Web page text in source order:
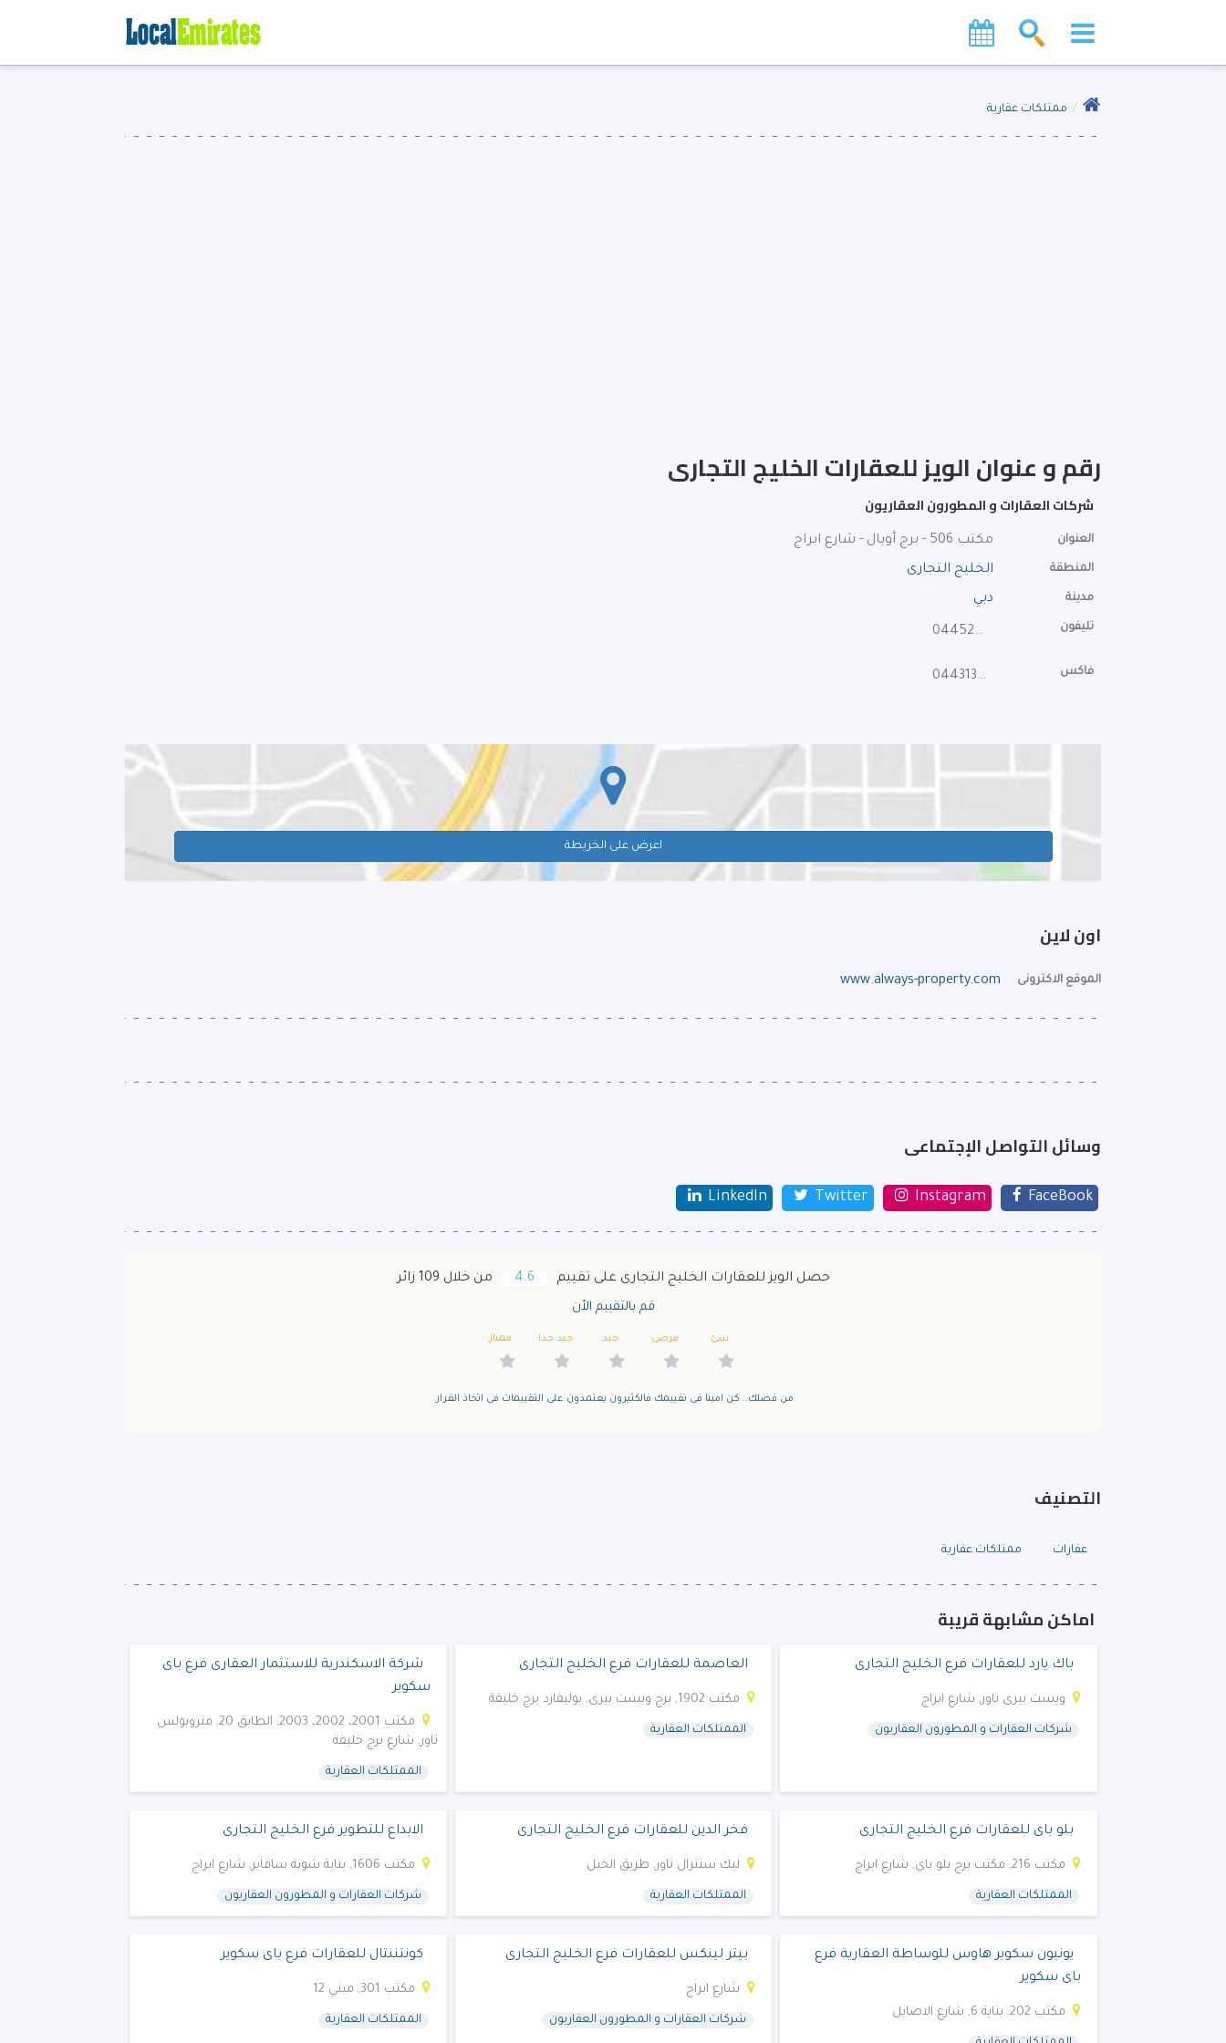
ممتلكات عقارية
رقم و عنوان الويز للعقارات الخليج التجارى
شركات العقارات و المطورون العقاريون
العنوان مكتب 506 - برج أوبال - شارع ابراج
المنطقة الخليج التجارى
مدينة دبي
تليفون 044522267
فاكس 044313719
اعرض على الخريطة
اون لاين
الموقع الاكترونى www.always-property.com
وسائل التواصل الإجتماعى
FaceBook
Instagram
Twitter
LinkedIn
حصل الويز للعقارات الخليج التجارى على تقييم 4.6 من خلال 109 زائر
قم بالتقييم الأن
سئ مرضى جيد جيد جدا ممتاز
من فضلك.. كن امينا فى تقييمك فالكثيرون يعتمدون على التقييمات فى اتخاذ القرار.
التصنيف
عقارات ممتلكات عقارية
اماكن مشابهة قريبة
باك يارد للعقارات فرع الخليج التجارى
ويست بيرى تاور, شارع ابراج
شركات العقارات و المطورون العقاريون
العاصمة للعقارات فرع الخليج التجارى
مكتب 1902, برج ويست بيرى, بوليفارد برج خليفة
الممتلكات العقارية
شركة الاسكندرية للاستثمار العقارى فرع باى
سكوير
مكتب 2001، 2002، 2003, الطابق 20, متروبولس
تاور, شارع برج خليفة
الممتلكات العقارية
بلو باى للعقارات فرع الخليج التجارى
مكتب 216, مكتب برج بلو باي, شارع ابراج
الممتلكات العقارية
فخر الدين للعقارات فرع الخليج التجارى
ليك سنترال تاور, طريق الخيل
الممتلكات العقارية
الابداع للتطوير فرع الخليج التجارى
مكتب 1606, بناية شوبة سافاير, شارع ابراج
شركات العقارات و المطورون العقاريون
يونيون سكوير هاوس للوساطة العقارية فرع
باى سكوير
مكتب 202, بناية 6, شارع الاصايل
بيتر لينكس للعقارات فرع الخليج التجارى
شارع ابراج
شركات العقارات و المطورون العقاريون
كونتننتال للعقارات فرع باى سكوير
مكتب 301, مبني 12
الممتلكات العقارية